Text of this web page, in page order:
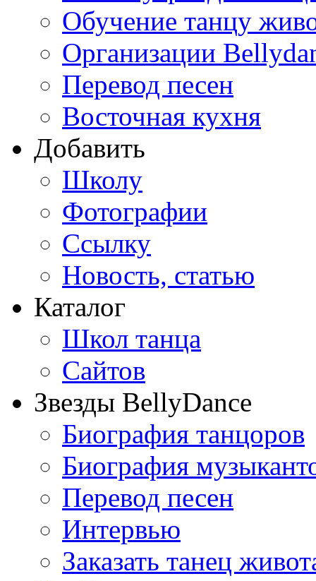
Обучение танцу
Организации
Перевод песен
Восточная кухня
Добавить
Школу
Фотографии
Ссылку
Новость, статью
Каталог
Школ танца
Сайтов
Звезды BellyDance
Биография танцоров
Биография
Перевод песен
Интервью
Заказать танец